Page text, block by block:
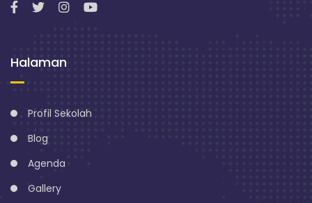
Halaman
Profil Sekolah
Blog
Agenda
Gallery